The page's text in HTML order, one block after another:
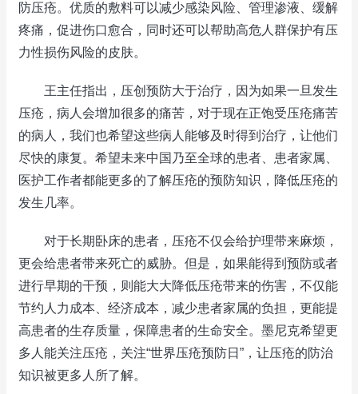
防压疮。优质的敷料可以减少感染风险、管理渗液、缓解
疼痛，促进伤口愈合，同时还可以帮助高危人群保护有压
力性损伤风险的皮肤。
王主任指出，压创预防大于治疗，因为如果一旦发生
压疮，病人会增加很多的痛苦，对于现在正饱受压疮痛苦
的病人，我们也希望这些病人能够及时得到治疗，让他们
尽快的康复。希望未来中国乃至全球的患者、患者家属、
医护工作者都能更多的了解压疮的预防知识，降低压疮的
发生几率。
对于长期卧床的患者，压疮不仅会给护理带来麻烦，
更会给患者带来死亡的威胁。但是，如果能得到预防或者
进行早期的干预，则能大大降低压疮带来的伤害，不仅能
节约人力成本、经济成本，减少患者家属的负担，更能提
高患者的生存质量，保障患者的生命安全。墨尼克希望更
多人能关注压疮，关注“世界压疮预防日”，让压疮的防治
知识被更多人所了解。